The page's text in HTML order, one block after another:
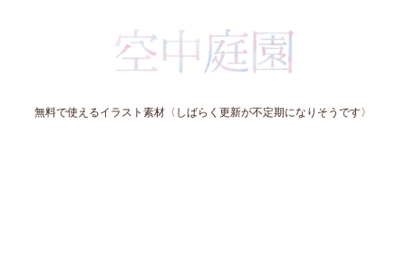
無料で使えるイラスト素材〈しばらく更新が不定期になりそうです〉